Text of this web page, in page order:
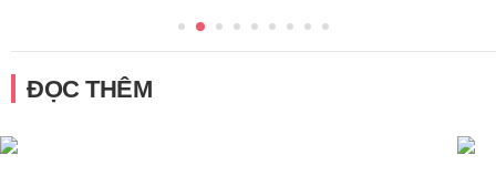
ĐỌC THÊM